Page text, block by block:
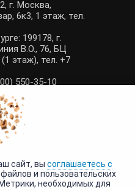
г. Москва,
6к3, 1 этаж, тел.
199178, г.
В.О., 76, БЦ
этаж), тел. +7
550-35-10
(общие
poisk.com (жалобы)
реестре
РТА 0003424
сайт, вы соглашаетесь с
и пользовательских
необходимых для